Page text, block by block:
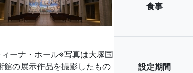
ィーナ・ホール※写真は大塚国
館の展示作品を撮影したもの
食事
設定期間